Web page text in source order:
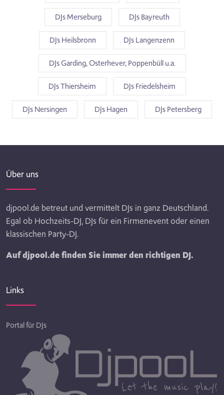
DJs Merseburg DJs Bayreuth
DJs Heilsbronn DJs Langenzenn
DJs Garding, Osterhever, Poppenbüll u.a.
DJs Thiersheim DJs Friedelsheim
DJs Nersingen DJs Hagen DJs Petersberg
Über uns
djpool.de betreut und vermittelt DJs in ganz Deutschland.
Egal ob Hochzeits-DJ, DJs für ein Firmenevent oder einen
klassischen Party-DJ.
Auf djpool.de finden Sie immer den richtigen DJ.
Links
Portal für DJs